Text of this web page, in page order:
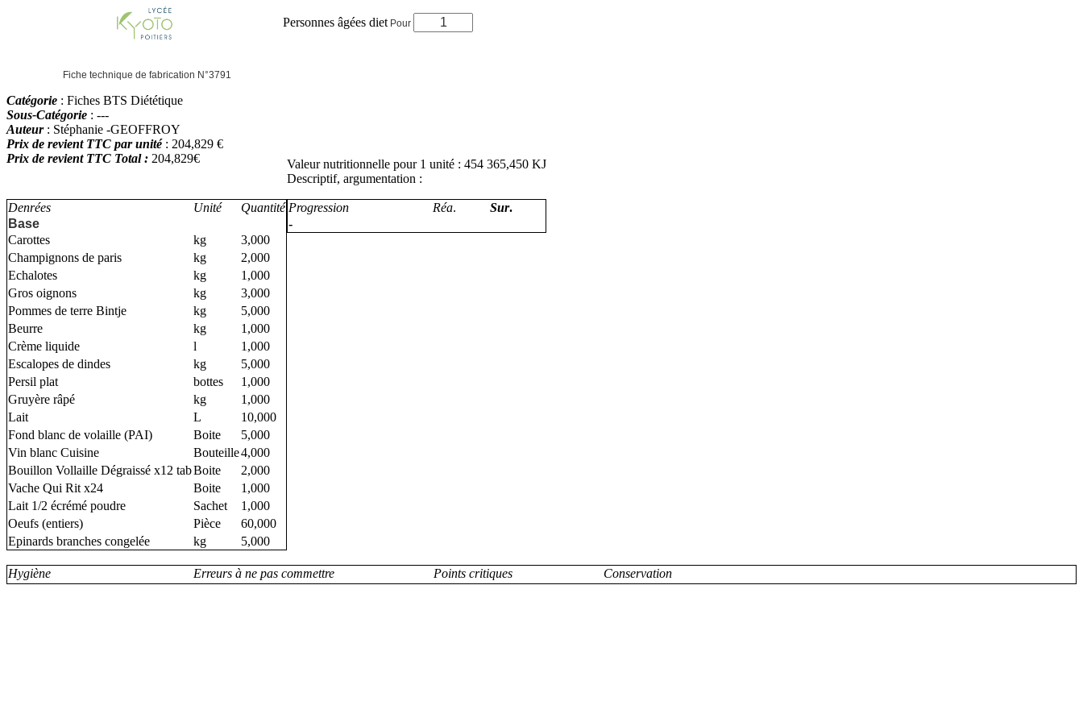
Personnes âgées dietPour
Fiche technique de fabrication N°3791
Catégorie : Fiches BTS Diététique
Sous-Catégorie : ---
Auteur: Stéphanie -GEOFFROY
Prix de revient TTC par unité: 204,829 €
Prix de revient TTC Total : 204,829€
Valeur nutritionnelle pour 1 unité : 454 365,450 KJ
Descriptif, argumentation :
Denrées Unité
Quantité
Base
Carottes
kg
3,000
Champignons de paris
kg
2,000
Echalotes
kg
1,000
Gros oignons
kg
3,000
Pommes de terre Bintje
kg
5,000
Beurre
kg
1,000
Crème liquide
l
1,000
Escalopes de dindes
kg
5,000
Persil plat
bottes
1,000
Gruyère râpé
kg
1,000
Lait
L
10,000
Fond blanc de volaille (PAI)
Boite
5,000
Vin blanc Cuisine
Bouteille4,000
Bouillon Vollaille Dégraissé x12 tabBoite
2,000
Vache Qui Rit x24
Boite
1,000
Lait 1/2 écrémé poudre
Sachet
1,000
Oeufs (entiers)
Pièce
60,000
Epinards branches congelée
kg 5,000
Progression Réa. Sur.
-
Hygiène Erreurs à ne pas commettre Points critiques Conservation